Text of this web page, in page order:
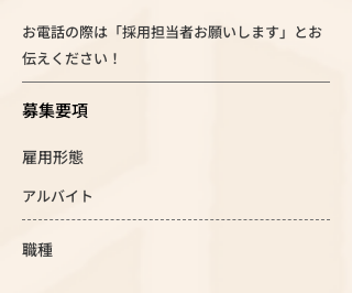
お電話の際は「採用担当者お願いします」とお
伝えください！
募集要項
雇用形態
アルバイト
職種